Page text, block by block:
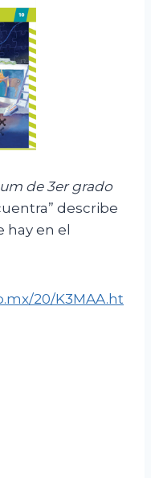
de3er grado
describe
hay en el
20/K3MAA.ht